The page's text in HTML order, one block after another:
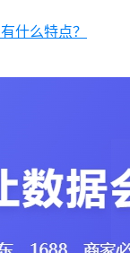
什么特点？